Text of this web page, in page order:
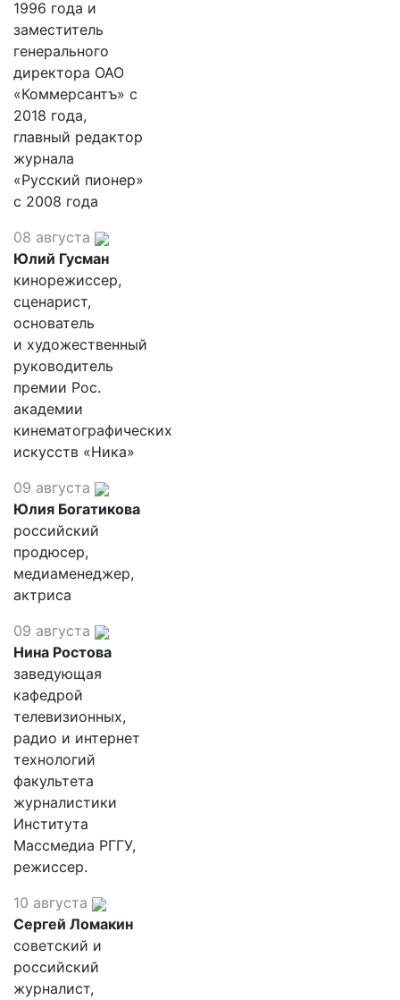
1996 года и
заместитель
генерального
директора ОАО
«Коммерсантъ» с
2018 года,
главный редактор
журнала
«Русский пионер»
с 2008 года
08 августа
Юлий Гусман
кинорежиссер,
сценарист,
основатель
и художественный
руководитель
премии Рос.
академии
кинематографических
искусств «Ника»
09 августа
Юлия Богатикова
российский
продюсер,
медиаменеджер,
актриса
09 августа
Нина Ростова
заведующая
кафедрой
телевизионных,
радио и интернет
технологий
факультета
журналистики
Института
Массмедиа РГГУ,
режиссер.
10 августа
Сергей Ломакин
советский и
российский
журналист,